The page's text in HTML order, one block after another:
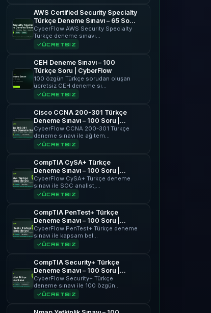
AWS Certified Security Specialty
Türkçe Deneme Sınavı – 65 Soru
| CyberFlow
CyberFlow AWS Security Specialty
Türkçe deneme sınavı…
ÜCRETSİZ
CEH Deneme Sınavı – 100
Türkçe Soru | CyberFlow
100 özgün Türkçe sorudan oluşan
ücretsiz CEH deneme sı…
ÜCRETSİZ
Cisco CCNA 200-301 Türkçe
Deneme Sınavı – 100 Soru |
CyberFlow
CyberFlow CCNA 200-301 Türkçe
deneme sınavı ile ağ tem…
ÜCRETSİZ
CompTIA CySA+ Türkçe
Deneme Sınavı – 100 Soru |
CyberFlow
CyberFlow CySA+ Türkçe deneme
sınavı ile SOC analist,…
ÜCRETSİZ
CompTIA PenTest+ Türkçe
Deneme Sınavı – 100 Soru |
CyberFlow
CyberFlow PenTest+ Türkçe deneme
sınavı ile kapsam bel…
ÜCRETSİZ
CompTIA Security+ Türkçe
Deneme Sınavı – 100 Soru |
CyberFlow
CyberFlow Security+ Türkçe
deneme sınavı ile 100 özgün…
ÜCRETSİZ